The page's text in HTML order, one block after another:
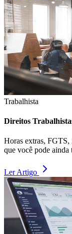
Trabalhista
Direitos
Horas extras,
que você pode ainda
Ler Artigo